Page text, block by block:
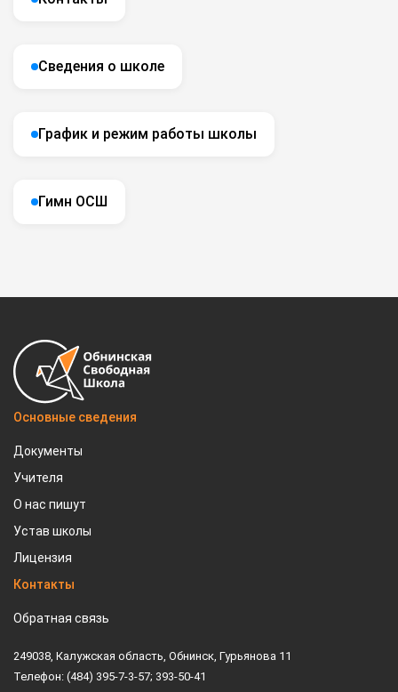
Сведения о школе
График и режим работы школы
Гимн ОСШ
Основные сведения
Документы
Учителя
О нас пишут
Устав школы
Лицензия
Контакты
Обратная связь
249038, Калужская область, Обнинск, Гурьянова 11
Телефон: (484) 395-7-3-57; 393-50-41